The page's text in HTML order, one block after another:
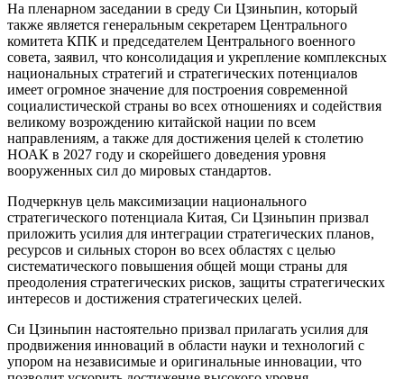
На пленарном заседании в среду Си Цзиньпин, который
также является генеральным секретарем Центрального
комитета КПК и председателем Центрального военного
совета, заявил, что консолидация и укрепление комплексных
национальных стратегий и стратегических потенциалов
имеет огромное значение для построения современной
социалистической страны во всех отношениях и содействия
великому возрождению китайской нации по всем
направлениям, а также для достижения целей к столетию
НОАК в 2027 году и скорейшего доведения уровня
вооруженных сил до мировых стандартов.
Подчеркнув цель максимизации национального
стратегического потенциала Китая, Си Цзиньпин призвал
приложить усилия для интеграции стратегических планов,
ресурсов и сильных сторон во всех областях с целью
систематического повышения общей мощи страны для
преодоления стратегических рисков, защиты стратегических
интересов и достижения стратегических целей.
Си Цзиньпин настоятельно призвал прилагать усилия для
продвижения инноваций в области науки и технологий с
упором на независимые и оригинальные инновации, что